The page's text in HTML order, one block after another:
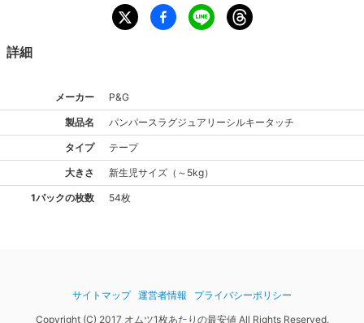
詳細
メーカー P&G
製品名 パンパース ラグジュアリーシルキータッチ
タイプ テープ
大きさ 新生児サイズ （ ～5kg）
1パックの枚数 54枚
サイトマップ 運営者情報
プライバシーポリシー
Copyright (C) 2017 オムツ1枚あたりの最安値 All Rights Reserved.